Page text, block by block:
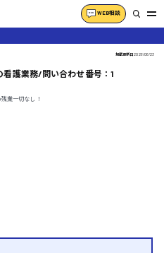
WEB相談
掲載更新日2026/06/23
護業務/問い合わせ番号：1
業一切なし！